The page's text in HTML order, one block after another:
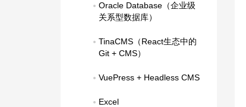
Oracle Database（企业级
关系型数据库）
TinaCMS（React生态中的
Git + CMS）
VuePress + Headless CMS
Excel